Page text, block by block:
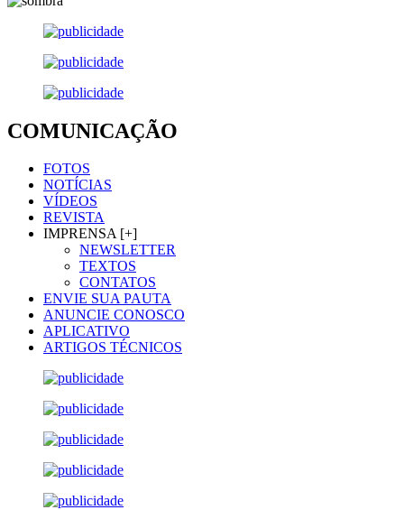
COMUNICAÇÃO
FOTOS
NOTÍCIAS
VÍDEOS
REVISTA
IMPRENSA [+]
NEWSLETTER
TEXTOS
CONTATOS
ENVIE SUA PAUTA
ANUNCIE CONOSCO
APLICATIVO
ARTIGOS TÉCNICOS